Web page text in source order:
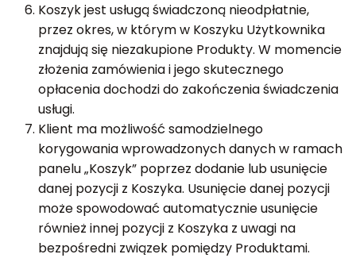
Koszyk jest usługą świadczoną nieodpłatnie,
przez okres, w którym w Koszyku Użytkownika
znajdują się niezakupione Produkty. W momencie
złożenia zamówienia i jego skutecznego
opłacenia dochodzi do zakończenia świadczenia
usługi.
Klient ma możliwość samodzielnego
korygowania wprowadzonych danych w ramach
panelu „Koszyk” poprzez dodanie lub usunięcie
danej pozycji z Koszyka. Usunięcie danej pozycji
może spowodować automatycznie usunięcie
również innej pozycji z Koszyka z uwagi na
bezpośredni związek pomiędzy Produktami.